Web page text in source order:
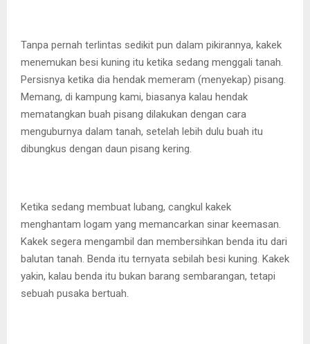
Tanpa pernah terlintas sedikit pun dalam pikirannya, kakek
menemukan besi kuning itu ketika sedang menggali tanah.
Persisnya ketika dia hendak memeram (menyekap) pisang.
Memang, di kampung kami, biasanya kalau hendak
mematangkan buah pisang dilakukan dengan cara
menguburnya dalam tanah, setelah lebih dulu buah itu
dibungkus dengan daun pisang kering.
Ketika sedang membuat lubang, cangkul kakek
menghantam logam yang memancarkan sinar keemasan.
Kakek segera mengambil dan membersihkan benda itu dari
balutan tanah. Benda itu ternyata sebilah besi kuning. Kakek
yakin, kalau benda itu bukan barang sembarangan, tetapi
sebuah pusaka bertuah.